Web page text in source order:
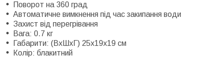
Поворот на 360 град
Автоматичне вимкнення під час закипання води
Захист від перегрівання
Вага: 0.7 кг
Габарити: (ВхШхГ) 25х19х19 см
Колір: блакитний